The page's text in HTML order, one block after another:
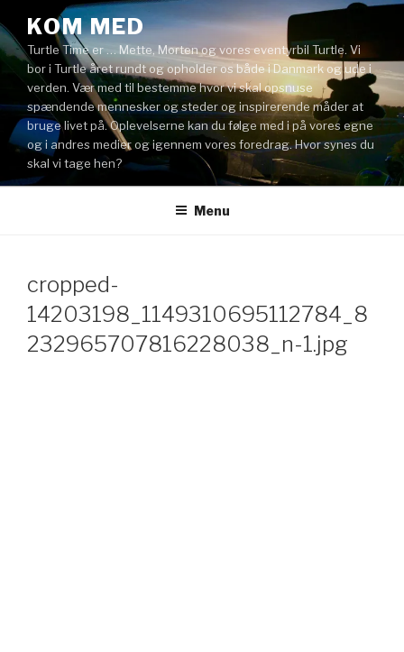
til
indhold
KOM MED
Turtle Time er … Mette, Morten og vores eventyrbil Turtle. Vi
bor i Turtle året rundt og opholder os både i Danmark og ude i
verden. Vær med til bestemme hvor vi skal opsnuse
spændende mennesker og steder og inspirerende måder at
bruge livet på. Oplevelserne kan du følge med i på vores egne
og i andres medier og igennem vores foredrag. Hvor synes du
skal vi tage hen?
Menu
cropped-
14203198_1149310695112784_8
232965707816228038_n-1.jpg